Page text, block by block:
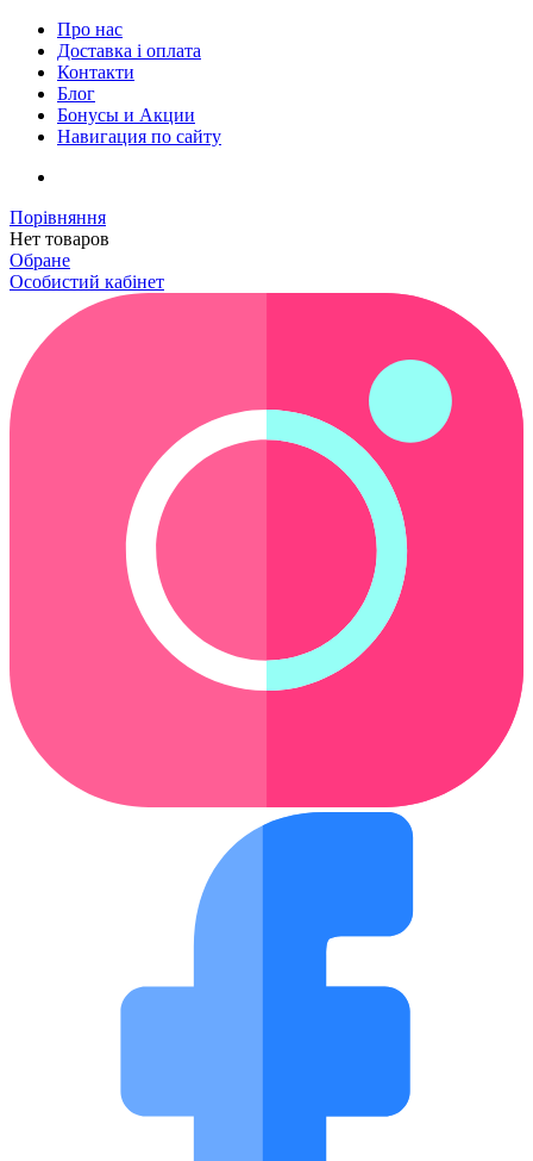
Про нас
Доставка і оплата
Контакти
Блог
Бонусы и Акции
Навигация по сайту
Порівняння
Нет товаров
Обране
Особистий кабінет